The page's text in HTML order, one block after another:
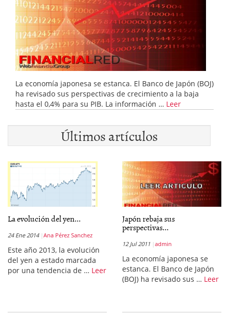
La economía japonesa se estanca. El Banco de Japón (BOJ)
ha revisado sus perspectivas de crecimiento a la baja
hasta el 0,4% para su PIB. La información … Leer
Últimos artículos
La evolución del yen...
24 Ene 2014 Ana Pérez Sanchez
Este año 2013, la evolución
del yen a estado marcada
por una tendencia de … Leer
Japón rebaja sus
perspectivas...
12 Jul 2011 admin
La economía japonesa se
estanca. El Banco de Japón
(BOJ) ha revisado sus … Leer